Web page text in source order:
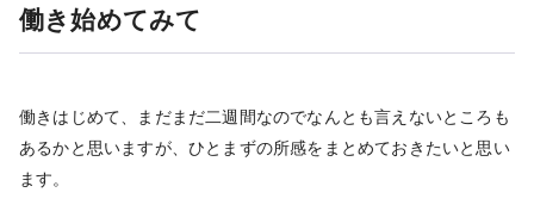
働き始めてみて
働きはじめて、まだまだ二週間なのでなんとも言えないところも
あるかと思いますが、ひとまずの所感をまとめておきたいと思い
ます。